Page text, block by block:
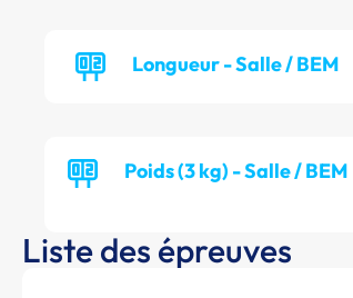
Longueur - Salle / BEM
Poids (3 kg) - Salle / BEM
Liste des épreuves